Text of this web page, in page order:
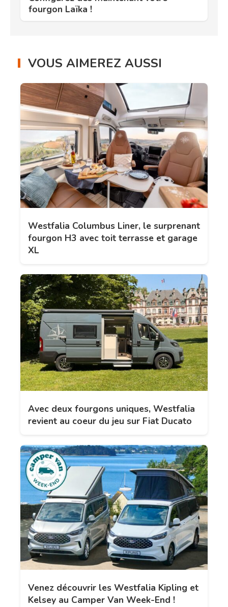
fourgon Laïka !
VOUS AIMEREZ AUSSI
Westfalia Columbus Liner, le surprenant
fourgon H3 avec toit terrasse et garage
XL
Avec deux fourgons uniques, Westfalia
revient au coeur du jeu sur Fiat Ducato
Venez découvrir les Westfalia Kipling et
Kelsey au Camper Van Week-End !